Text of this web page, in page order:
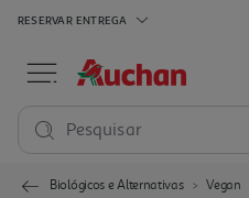
RESERVAR ENTREGA
Pesquisar
Biológicos e Alternativas Vegan